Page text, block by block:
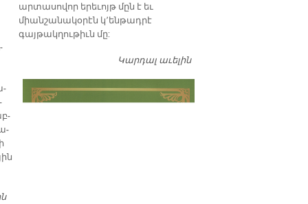
ՀԱՄԱՇԽԱՐՀԱՅԻՆ ՑԱՆՑ
արտասովոր երեւոյթ մըն է եւ
միանշանակօրէն կ՚ենթադրէ
գայթակղութիւն մը:
Կարդալ աւելինԴատել…